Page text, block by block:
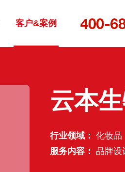
客户&案例
云本
行业领域： 化妆品
服务内容： 品牌设